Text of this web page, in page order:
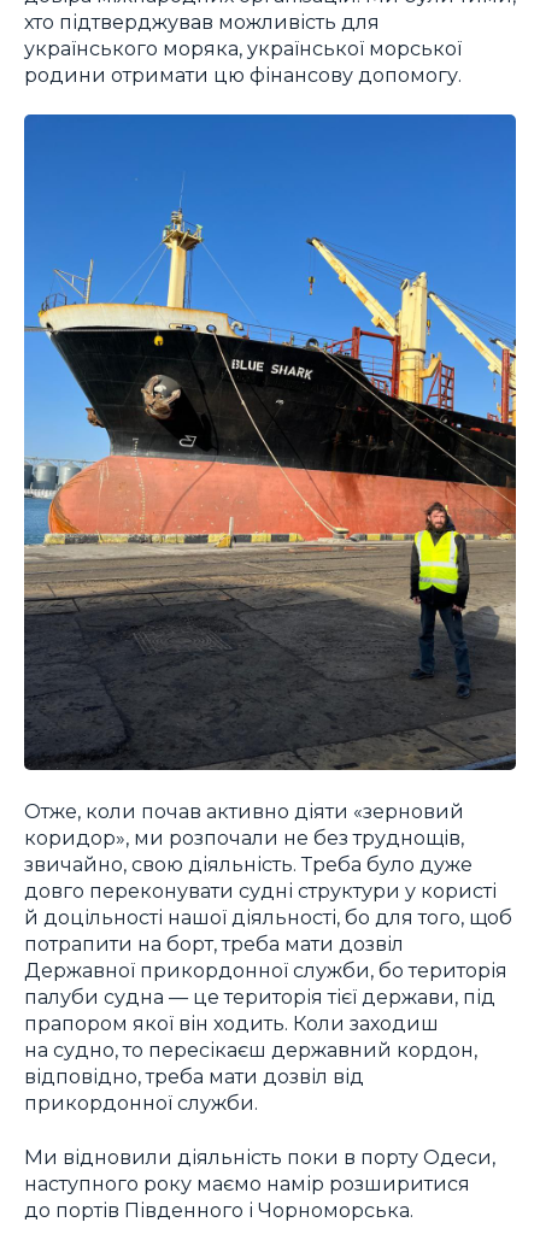
хто підтверджував можливість для
українського моряка, української морської
родини отримати цю фінансову допомогу.
Отже, коли почав активно діяти «зерновий
коридор», ми розпочали не без труднощів,
звичайно, свою діяльність. Треба було дуже
довго переконувати судні структури у користі
й доцільності нашої діяльності, бо для того, щоб
потрапити на борт, треба мати дозвіл
Державної прикордонної служби, бо територія
палуби судна — це територія тієї держави, під
прапором якої він ходить. Коли заходиш
на судно, то пересікаєш державний кордон,
відповідно, треба мати дозвіл від
прикордонної служби.
Ми відновили діяльність поки в порту Одеси,
наступного року маємо намір розширитися
до портів Південного і Чорноморська.